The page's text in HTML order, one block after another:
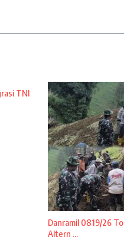
TNI
Danramil 0819/26
Altern ...